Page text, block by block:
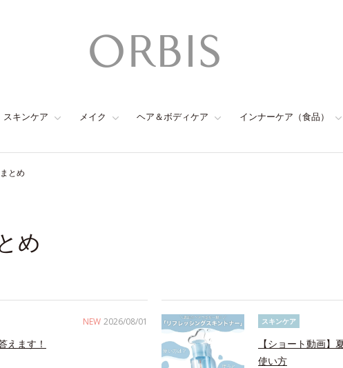
スキンケア メイク ヘア＆ボディケア インナーケア（食品）
とめ
め
NEW 2026/08/01
えます！
スキンケア
【ショート動画
使い方